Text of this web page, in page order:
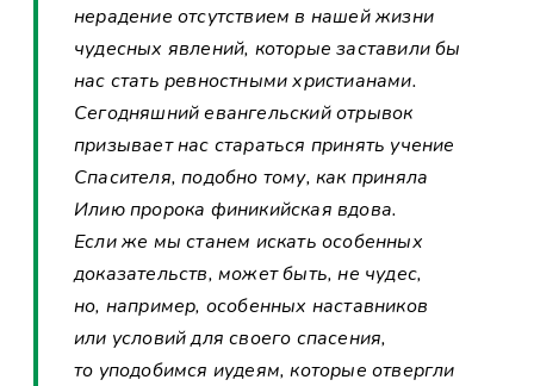
нерадение отсутствием в нашей жизни
чудесных явлений, которые заставили бы
нас стать ревностными христианами.
Сегодняшний евангельский отрывок
призывает нас стараться принять учение
Спасителя, подобно тому, как приняла
Илию пророка финикийская вдова.
Если же мы станем искать особенных
доказательств, может быть, не чудес,
но, например, особенных наставников
или условий для своего спасения,
то уподобимся иудеям, которые отвергли